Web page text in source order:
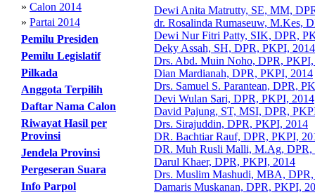
» Calon 2014
» Partai 2014
Pemilu Presiden
Pemilu Legislatif
Pilkada
Anggota Terpilih
Daftar Nama Calon
Riwayat Hasil per
Provinsi
Jendela Provinsi
Pergeseran Suara
Info Parpol
Dewi Anita Matrutty, SE, MM,
dr. Rosalinda Rumaseuw, M.Kes,
Dewi Nur Fitri Patty, SIK, DPR,
Deky Assah, SH, DPR, PKPI, 2014
Drs. Abd. Muin Noho, DPR, PKPI,
Dian Mardianah, DPR, PKPI, 2014
Drs. Samuel S. Parantean, DPR,
Devi Wulan Sari, DPR, PKPI, 2014
David Pajung, ST, MSI, DPR,
Drs. Sirajuddin, DPR, PKPI, 2014
DR. Bachtiar Rauf, DPR, PKPI,
DR. Muh Rusli Malli, M.Ag, DPR,
Darul Khaer, DPR, PKPI, 2014
Drs. Muslim Mashudi, MBA,
Damaris Muskanan, DPR, PKPI,